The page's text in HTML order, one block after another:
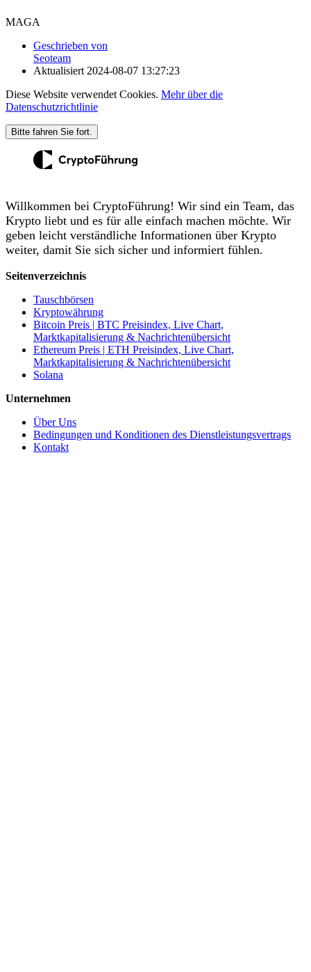
MAGA
Geschrieben von
Seoteam
Aktualisiert2024-08-07 13:27:23
Diese Website verwendet Cookies. Mehr über die
Datenschutzrichtlinie
Bitte fahren Sie fort.
Willkommen bei CryptoFührung! Wir sind ein Team, das
Krypto liebt und es für alle einfach machen möchte. Wir
geben leicht verständliche Informationen über Krypto
weiter, damit Sie sich sicher und informiert fühlen.
Seitenverzeichnis
Tauschbörsen
Kryptowährung
Bitcoin Preis | BTC Preisindex, Live Chart,
Marktkapitalisierung & Nachrichtenübersicht
Ethereum Preis | ETH Preisindex, Live Chart,
Marktkapitalisierung & Nachrichtenübersicht
Solana
Unternehmen
Über Uns
Bedingungen und Konditionen des Dienstleistungsvertrags
Kontakt